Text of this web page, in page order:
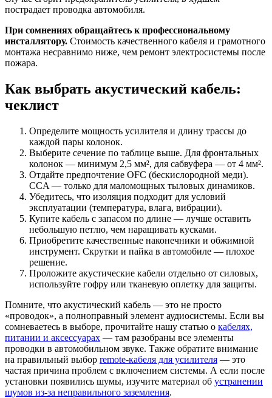
пострадает проводка автомобиля.
При сомнениях обращайтесь к профессиональному
инсталлятору. Стоимость качественного кабеля и грамотного
монтажа несравнимо ниже, чем ремонт электросистемы после
пожара.
Как выбрать акустический кабель:
чеклист
Определите мощность усилителя и длину трассы до
каждой пары колонок.
Выберите сечение по таблице выше. Для фронтальных
колонок — минимум 2,5 мм², для сабвуфера — от 4 мм².
Отдайте предпочтение OFC (бескислородной меди).
CCA — только для маломощных тыловых динамиков.
Убедитесь, что изоляция подходит для условий
эксплуатации (температура, влага, вибрации).
Купите кабель с запасом по длине — лучше оставить
небольшую петлю, чем наращивать кусками.
Приобретите качественные наконечники и обжимной
инструмент. Скрутки и пайка в автомобиле — плохое
решение.
Проложите акустические кабели отдельно от силовых,
используйте гофру или тканевую оплетку для защиты.
Помните, что акустический кабель — это не просто
«проводок», а полноправный элемент аудиосистемы. Если вы
сомневаетесь в выборе, прочитайте нашу статью о кабелях,
питании и аксессуарах — там разобраны все элементы
проводки в автомобильном звуке. Также обратите внимание
на правильный выбор remote-кабеля для усилителя — это
частая причина проблем с включением системы. А если после
установки появились шумы, изучите материал об устранении
шумов из-за неправильного заземления.